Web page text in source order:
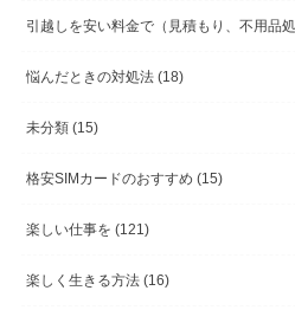
引越しを安い料金で（見積もり、不用品
悩んだときの対処法 (18)
未分類 (15)
格安SIMカードのおすすめ (15)
楽しい仕事を (121)
楽しく生きる方法 (16)